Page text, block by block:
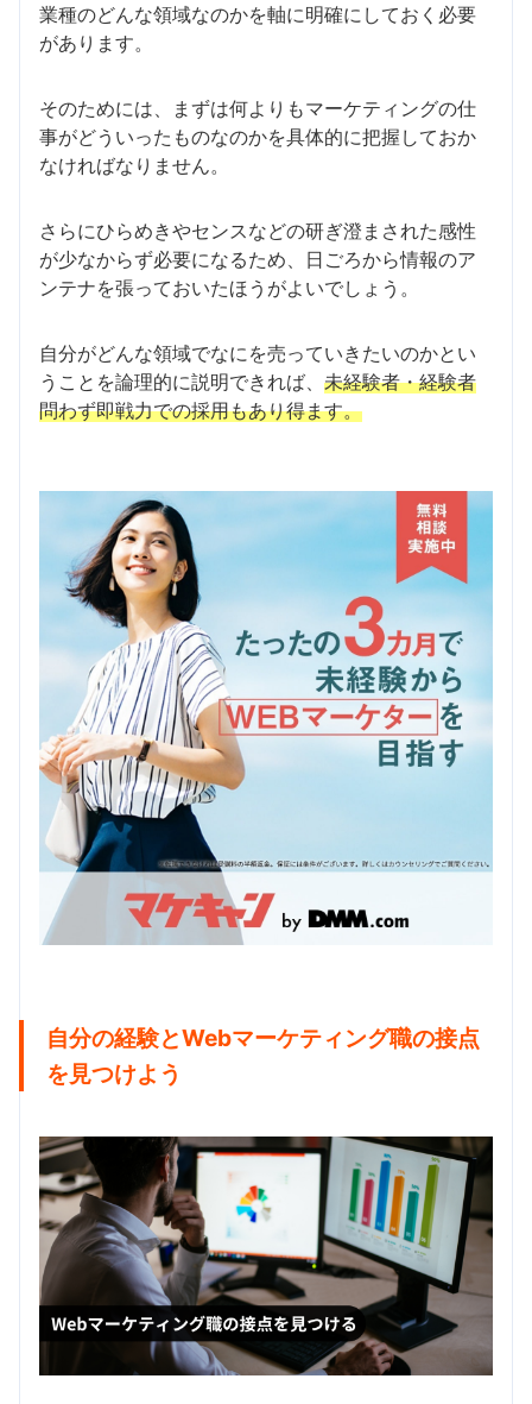
業種のどんな領域なのかを軸に明確にしておく必要
があります。
そのためには、まずは何よりもマーケティングの仕
事がどういったものなのかを具体的に把握しておか
なければなりません。
さらにひらめきやセンスなどの研ぎ澄まされた感性
が少なからず必要になるため、日ごろから情報のア
ンテナを張っておいたほうがよいでしょう。
自分がどんな領域でなにを売っていきたいのかとい
うことを論理的に説明できれば、 未経験者・経験者
問わず即戦力での採用もあり得ます。
自分の経験とWebマーケティング職の接点
を見つけよう